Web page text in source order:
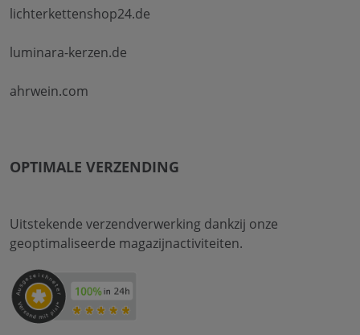
lichterkettenshop24.de
luminara-kerzen.de
ahrwein.com
OPTIMALE VERZENDING
Uitstekende verzendverwerking dankzij onze
geoptimaliseerde magazijnactiviteiten.